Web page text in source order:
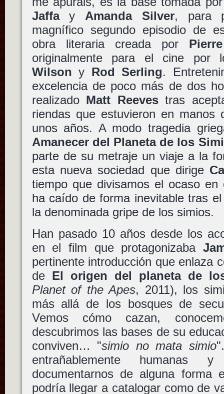
Jaffay Amanda Silver, para
magnífico segundo episodio de
obra literaria creada por
originalmente para el cine por
Wilson y Rod Serling.
excelencia de poco más de dos
realizado Matt Reevestras
riendas que estuvieron en manos
unos años. A modo tragedia
Amanecer del Planeta de los
parte de su metraje un viaje a la
esta nueva sociedad que dirige
tiempo que divisamos el ocaso
ha caído de forma inevitable tras
la denominada gripe de los simios.
Han pasado 10 años desde los
en el film que protagonizaba
pertinente introducción que enlaza
de El origen del planeta de
Planet of the Apes, 2011), los
más allá de los bosques de
Vemos cómo cazan,
descubrimos las bases de su
conviven… "simio no mata simio
entrañablemente
documentarnos de alguna forma
podría llegar a catalogar como de